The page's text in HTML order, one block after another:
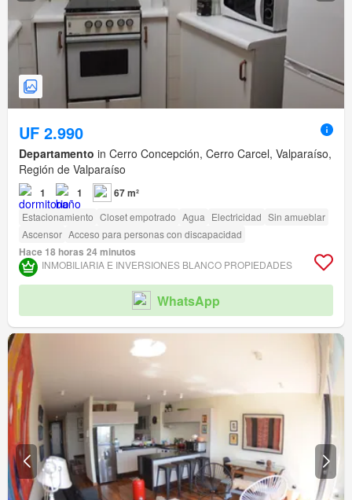
UF 2.990
Departamento in Cerro Concepción, Cerro Carcel, Valparaíso,
Región de Valparaíso
1 1 67 m²
Estacionamiento Closet empotrado Agua Electricidad Sin amueblar
Ascensor Acceso para personas con discapacidad
Hace 18 horas 24 minutos
INMOBILIARIA E INVERSIONES BLANCO PROPIEDADES
WhatsApp